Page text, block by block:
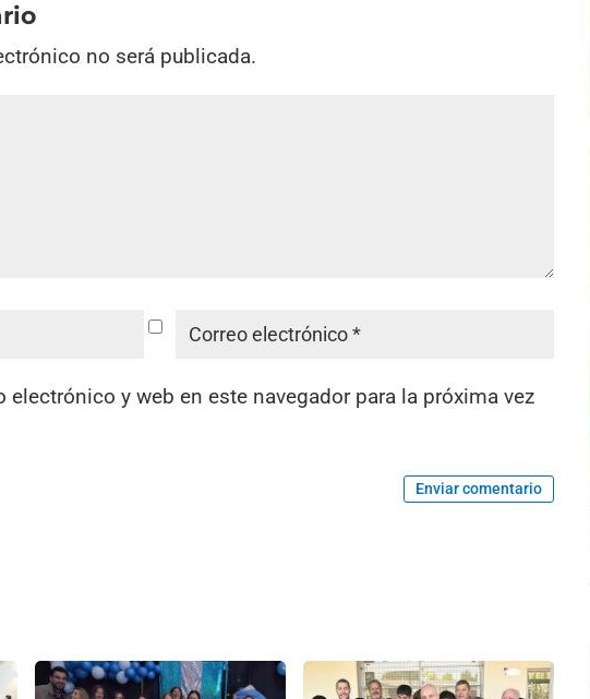
no será publicada.
electrónico y web en este navegador para la próxima vez
Enviar comentario